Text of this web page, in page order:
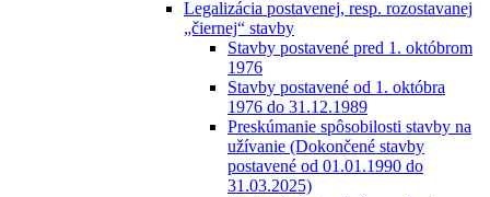
Legalizácia postavenej, resp. rozostavanej
„čiernej“ stavby
Stavby postavené pred 1. októbrom
1976
Stavby postavené od 1. októbra
1976 do 31.12.1989
Preskúmanie spôsobilosti stavby na
užívanie (Dokončené stavby
postavené od 01.01.1990 do
31.03.2025)